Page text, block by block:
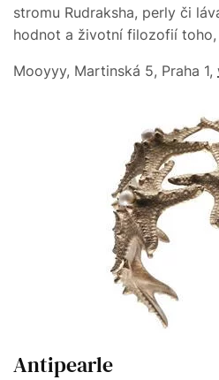
stromu Rudraksha, perly či
hodnot a životní filozofií
Mooyyy, Martinská 5, Praha 1,
Antipearle